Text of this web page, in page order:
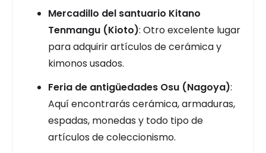
Mercadillo del santuario Kitano
Tenmangu (Kioto): Otro excelente lugar
para adquirir artículos de cerámica y
kimonos usados.
Feria de antigüedades Osu (Nagoya):
Aquí encontrarás cerámica, armaduras,
espadas, monedas y todo tipo de
artículos de coleccionismo.